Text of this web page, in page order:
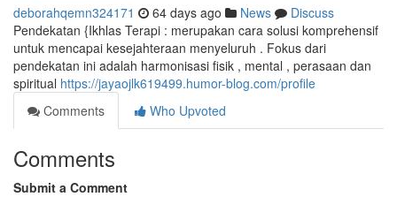
deborahqemn324171 64 days ago News
Discuss
Pendekatan {Ikhlas Terapi : merupakan cara solusi komprehensif
untuk mencapai kesejahteraan menyeluruh . Fokus dari
pendekatan ini adalah harmonisasi fisik , mental , perasaan dan
spiritual https://jayaojlk619499.humor-blog.com/profile
Comments
Who Upvoted
Comments
Submit a Comment